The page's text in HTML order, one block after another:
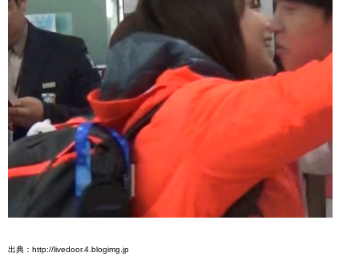
出典：http://livedoor.4.blogimg.jp